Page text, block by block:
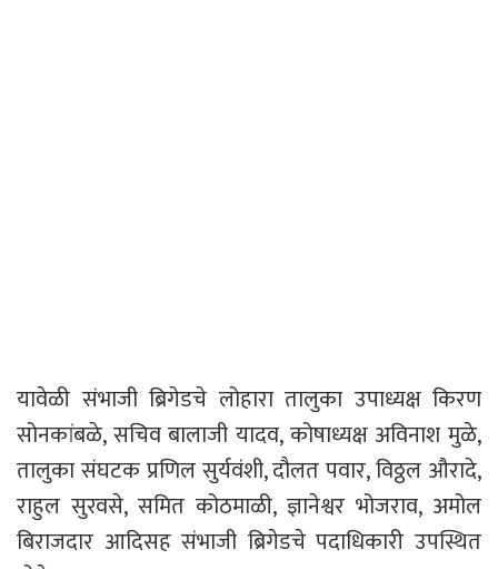
यावेळी संभाजी ब्रिगेडचे लोहारा तालुका उपाध्यक्ष किरण
सोनकांबळे, सचिव बालाजी यादव, कोषाध्यक्ष अविनाश मुळे,
तालुका संघटक प्रणिल सुर्यवंशी, दौलत पवार, विठ्ठल औरादे,
राहुल सुरवसे, समित कोठमाळी, ज्ञानेश्वर भोजराव, अमोल
बिराजदार आदिसह संभाजी ब्रिगेडचे पदाधिकारी उपस्थित